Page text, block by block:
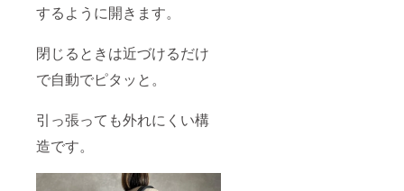
するように開きます。
閉じるときは近づけるだけ
で自動でピタッと。
引っ張っても外れにくい構
造です。